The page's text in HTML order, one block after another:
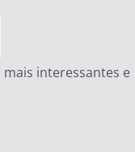
interessantes e